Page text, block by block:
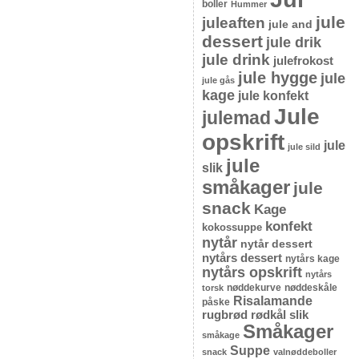
boller Hummer
juleaften jule and jule
dessert jule drik
jule drink julefrokost
jule gås jule hygge jule
kage jule konfekt
julemad Jule
opskrift jule sild jule
slik jule
småkager jule
snack Kage
kokossuppe konfekt
nytår nytår dessert
nytårs dessert nytårs kage
nytårs opskrift nytårs
torsk nøddekurve nøddeskåle
påske Risalamande
rugbrød rødkål slik
småkage Småkager
snack Suppe valnøddeboller